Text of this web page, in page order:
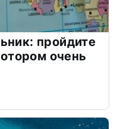
пройдите
очень